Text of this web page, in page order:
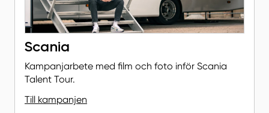
Scania
Kampanjarbete med film och foto inför Scania
Talent Tour.
Till kampanjen